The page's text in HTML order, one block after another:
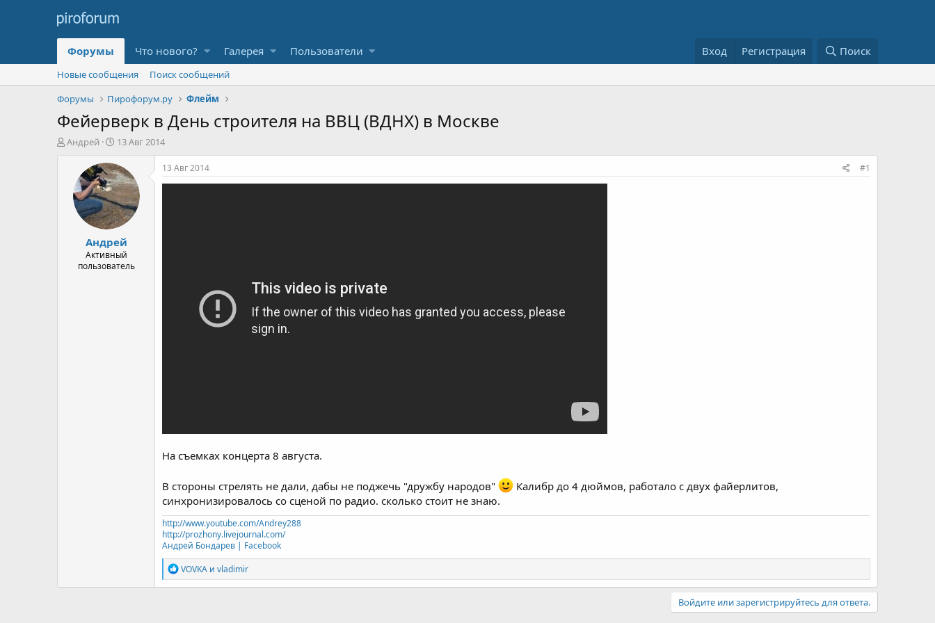
Форумы Что нового? Галерея Пользователи Вход Регистрация Поиск
Новые сообщения
Поиск сообщений
Форумы
Пирофорум.ру Флейм
Фейерверк в День строителя на ВВЦ (ВДНХ) в Москве
А
Андрей
Д
т
а
н
а
ч
а
л
а
13 Авг 2014
Андрей
Активный
пользователь
13 Авг 2014 #1
На съемках концерта 8 августа.
В стороны стрелять не дали, дабы не поджечь "дружбу народов"
Калибр до 4 дюймов, работало с двух файерлитов,
синхронизировалось со сценой по радио. сколько стоит не знаю.
http://www.youtube.com/Andrey288
http://prozhony.livejournal.com/
Андрей Бондарев | Facebook
Р
е
а
VOVKA и vladimir
Войдите или зарегистрируйтесь для ответа.